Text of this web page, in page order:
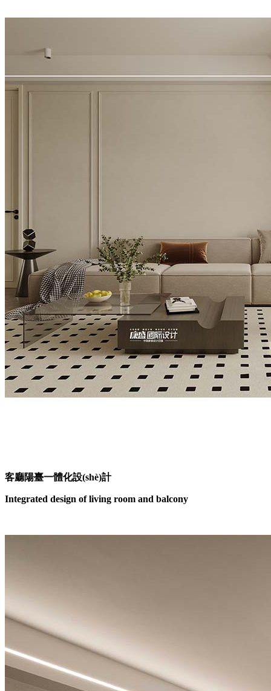
客廳陽臺一體化設(shè)計
Integrated design of living room and balcony